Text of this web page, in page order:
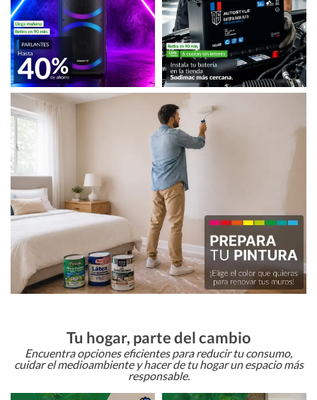
Tu hogar, parte del cambio
Encuentra opciones eficientes para reducir tu consumo,
cuidar el medioambiente y hacer de tu hogar un espacio más
responsable.